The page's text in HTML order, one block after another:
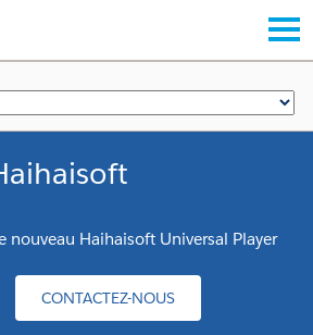
nouveau Haihaisoft Universal Player
CONTACTEZ-NOUS